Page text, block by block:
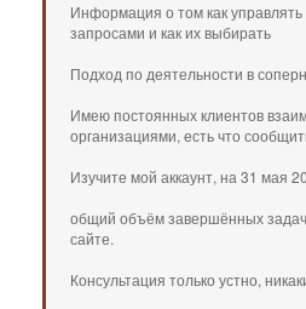
Информация о том как управлять
запросами и как их выбирать
Подход по деятельности в
Имею постоянных клиентов
организациями, есть что
Изучите мой аккаунт, на 31 мая
общий объём завершённых
сайте.
Консультация только устно,